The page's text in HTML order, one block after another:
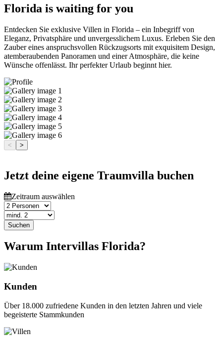
Florida is waiting for you
Entdecken Sie exklusive Villen in Florida – ein Inbegriff von
Eleganz, Privatsphäre und unvergesslichem Luxus. Erleben Sie den
Zauber eines anspruchsvollen Rückzugsorts mit exquisitem Design,
atemberaubenden Panoramen und einer Atmosphäre, die keine
Wünsche offenlässt. Ihr perfekter Urlaub beginnt hier.
< >
Jetzt deine eigene Traumvilla buchen
Zeitraum auswählen
Suchen
Warum Intervillas Florida?
Kunden
Über 18.000 zufriedene Kunden in den letzten Jahren und viele
begeisterte Stammkunden